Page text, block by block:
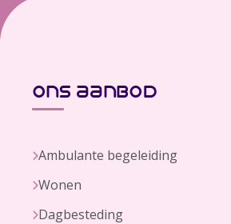
ons aanbod
Ambulante begeleiding
Wonen
Dagbesteding